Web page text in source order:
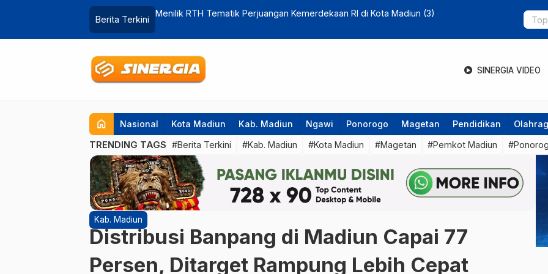
Berita Terkini
Menilik RTH Tematik Perjuangan Kemerdekaan RI di Kota Madiun (3)
Dinas
SINERGIA VIDEO
home Nasional Kota Madiun Kab. Madiun Ngawi Ponorogo Magetan Pendidikan
TRENDING TAGS #Berita Terkini #Kab. Madiun #Kota Madiun #Magetan #Pemkot Madiun
Kab. Madiun
Distribusi Banpang di Madiun Capai 77
Persen, Ditarget Rampung Lebih Cepat